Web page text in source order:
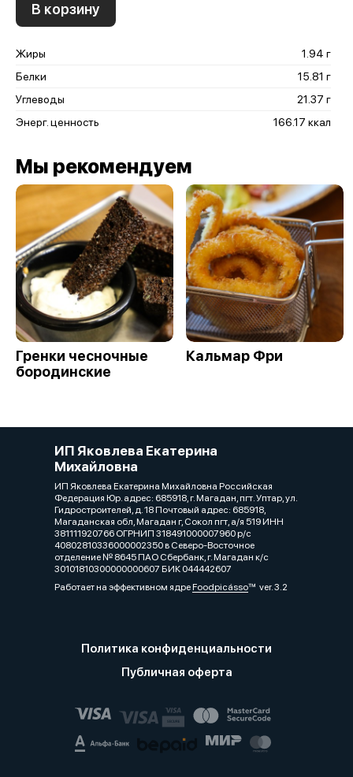
В корзину
Жиры
1.94 г
Белки
15.81 г
Углеводы
21.37 г
Энерг. ценность
166.17 ккал
Мы рекомендуем
Гренки чесночные
бородинские
Кальмар Фри
ИП Яковлева Екатерина
Михайловна
ИП Яковлева Екатерина Михайловна Российская
Федерация Юр. адрес: 685918, г. Магадан, пгт. Уптар, ул.
Гидростроителей, д. 18 Почтовый адрес: 685918,
Магаданская обл, Магадан г, Сокол пгт, а/я 519 ИНН
381111920766 ОГРНИП 318491000007960 р/с
40802810336000002350 в Северо-Восточное
отделение № 8645 ПАО Сбербанк, г. Магадан к/с
30101810300000000607 БИК 044442607
Работает на эффективном ядреFoodpicássover. 3.2
Политика конфиденциальности
Публичная оферта